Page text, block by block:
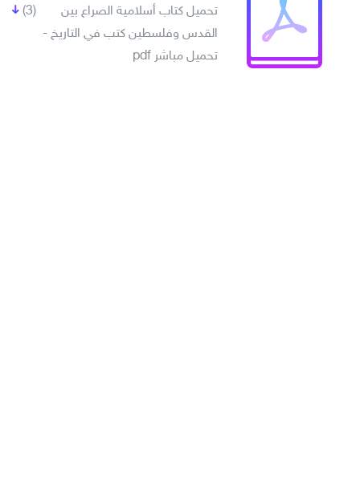
(3)
تحميل كتاب أسلامية الصراع بين
القدس وفلسطين كتب في التاريخ -
تحميل مباشر pdf